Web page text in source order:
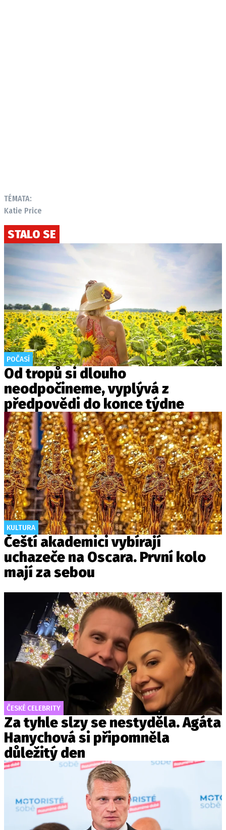
TÉMATA:
Katie Price
STALO SE
POČASÍ
Od tropů si dlouho
neodpočineme, vyplývá z
předpovědi do konce týdne
KULTURA
Čeští akademici vybírají
uchazeče na Oscara. První kolo
mají za sebou
ČESKÉ CELEBRITY
Za tyhle slzy se nestyděla. Agáta
Hanychová si připomněla
důležitý den